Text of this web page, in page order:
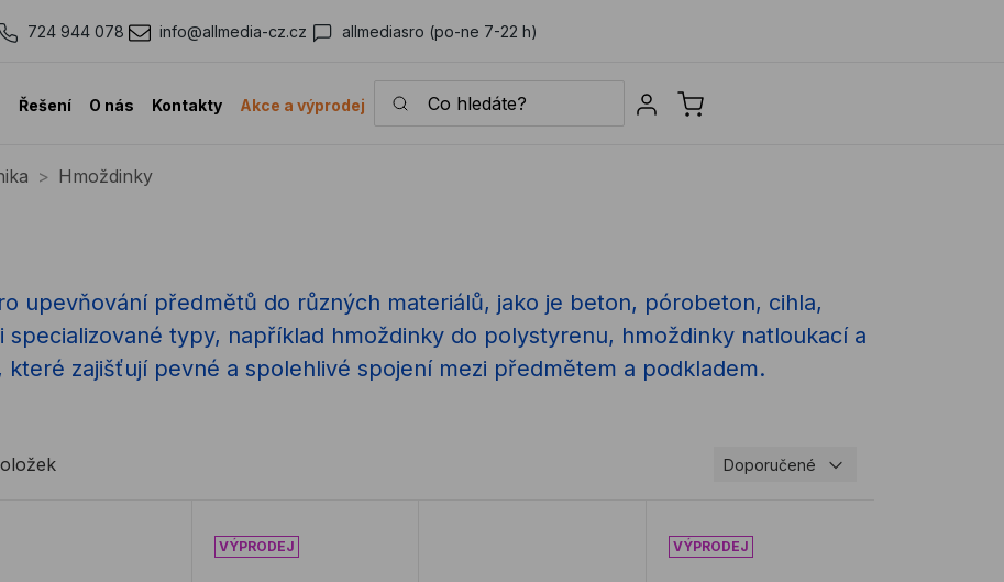
724 944 078 info@allmedia-cz.cz allmediasro (po-ne 7-22 h)
Řešení O nás Kontakty Akce a výprodej
Co hledáte? Sign in
Hmoždinky
upevňování předmětů do různých materiálů, jako je beton, pórobeton, cihla,
typy, například hmoždinky do polystyrenu, hmoždinky natloukací a
zajišťují pevné a spolehlivé spojení mezi předmětem a podkladem.
Doporučené
do sádrokartonu GKD-SKH
Hmoždinka TOX TRI Hmoždinka TOX DECO